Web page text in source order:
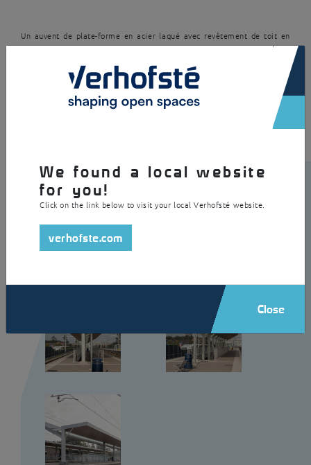
Un auvent de plate-forme en acier laqué avec revêtement de toit en
panneaux sandwich et bandes lumineuses en verre feuilleté. La finition
d’un éclairage. Le design saisissant de ce toit d’auvent accroche
véritablement le regard.
×
We found a local website
for you!
Click on the link below to visit your local Verhofsté website.
verhofste.com
Close